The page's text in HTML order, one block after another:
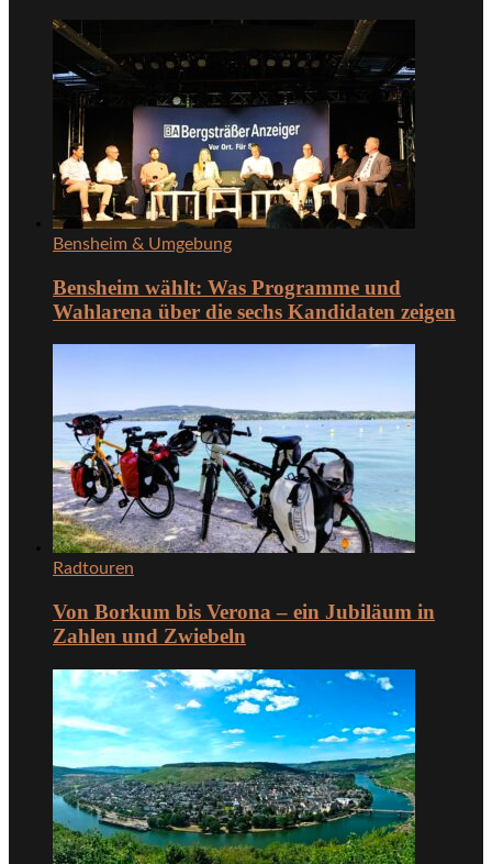
Bensheim & Umgebung
Bensheim wählt: Was Programme und
Wahlarena über die sechs Kandidaten zeigen
Radtouren
Von Borkum bis Verona – ein Jubiläum in
Zahlen und Zwiebeln